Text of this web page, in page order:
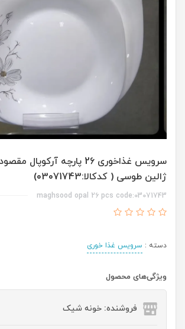
سرویس غذاخوری 26 پارچه
ژالین طوسی ( کدکالا:03071743)
maghsood opal 26 pcs code:03071743
دسته : سرویس غذا خوری
ویژگی‌های محصول
فروشنده: خونه شیک